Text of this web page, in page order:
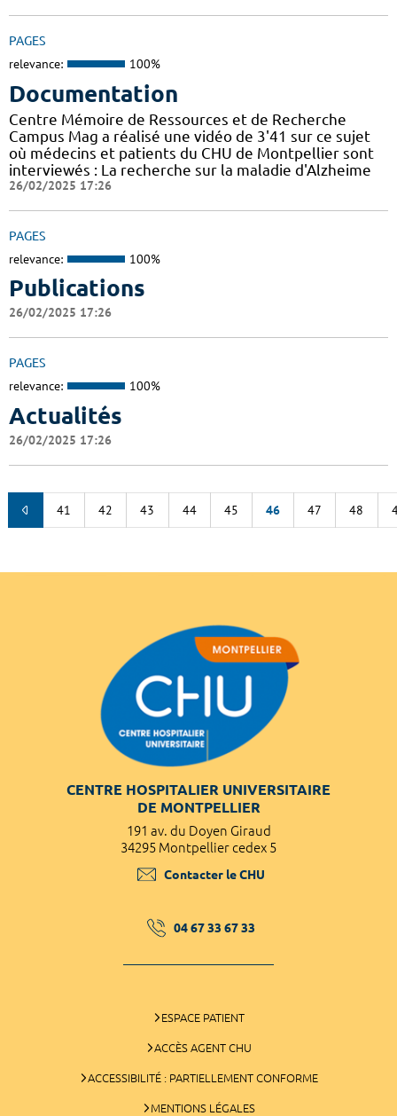
PAGES
relevance: 100%
Documentation
Centre Mémoire de Ressources et de Recherche
Campus Mag a réalisé une vidéo de 3'41 sur ce sujet
où médecins et patients du CHU de Montpellier sont
interviewés : La recherche sur la maladie d'Alzheime
26/02/2025 17:26
PAGES
relevance: 100%
Publications
26/02/2025 17:26
PAGES
relevance: 100%
Actualités
26/02/2025 17:26
41 42 43 44 45 46 47 48
CENTRE HOSPITALIER UNIVERSITAIRE
DE MONTPELLIER
191 av. du Doyen Giraud
34295 Montpellier cedex 5
Contacter le CHU
04 67 33 67 33
ESPACE PATIENT
ACCÈS AGENT CHU
ACCESSIBILITÉ : PARTIELLEMENT CONFORME
MENTIONS LÉGALES